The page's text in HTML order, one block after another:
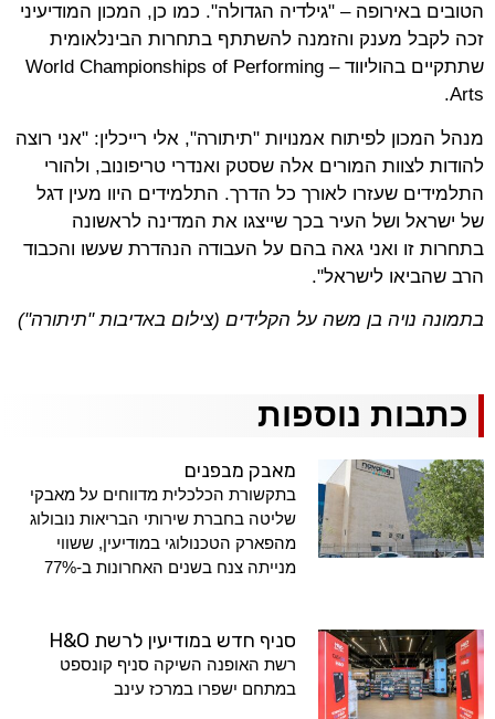
הטובים באירופה – "גילדיה הגדולה". כמו כן, המכון המודיעיני
זכה לקבל מענק והזמנה להשתתף בתחרות הבינלאומית
שתתקיים בהוליווד – World Championships of Performing
Arts
.
מנהל המכון לפיתוח אמנויות "תיתורה", אלי רייכלין: "אני רוצה
להודות לצוות המורים אלה שסטק ואנדרי טריפונוב, ולהורי
התלמידים שעזרו לאורך כל הדרך. התלמידים היוו מעין דגל
של ישראל ושל העיר בכך שייצגו את המדינה לראשונה
בתחרות זו ואני גאה בהם על העבודה הנהדרת שעשו והכבוד
הרב שהביאו לישראל".
בתמונה נויה בן משה על הקלידים (צילום באדיבות "תיתורה")
כתבות נוספות
מאבק מבפנים
בתקשורת הכלכלית מדווחים על מאבקי
שליטה בחברת שירותי הבריאות נובולוג
מהפארק הטכנולוגי במודיעין, ששווי
מנייתה צנח בשנים האחרונות ב-77%
סניף חדש במודיעין לרשת H&O
רשת האופנה השיקה סניף קונספט
במתחם ישפרו במרכז עינב